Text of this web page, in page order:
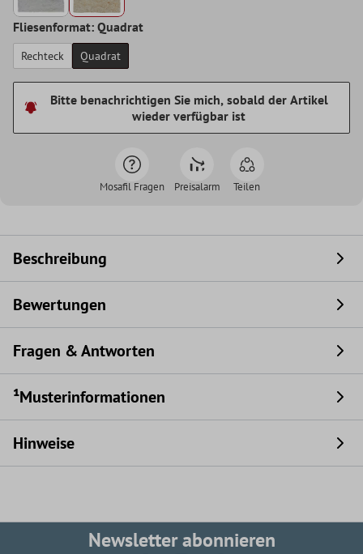
Fliesenformat: Quadrat
Rechteck Quadrat
Bitte benachrichtigen Sie mich, sobald der Artikel
wieder verfügbar ist
Mosafil Fragen Preisalarm Teilen
Beschreibung
Bewertungen
Fragen & Antworten
¹Musterinformationen
Hinweise
Newsletter abonnieren